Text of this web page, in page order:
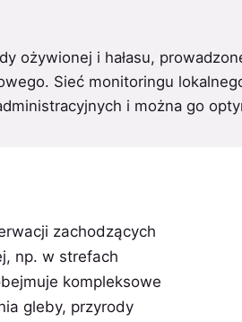
ożywionej i hałasu,
Sieć monitoringu
i można go
zachodzących
np. w strefach
kompleksowe
gleby, przyrody